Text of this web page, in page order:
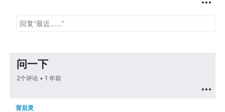
问一下
2个评论 •1 年前
背后灵